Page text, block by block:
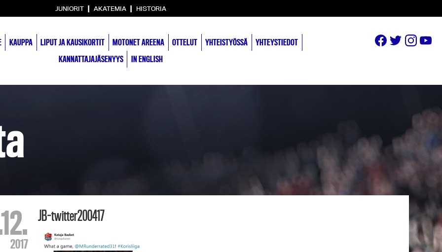
JUNIORIT | AKATEMIA | HISTORIA
KAUPPA LIPUT JA KAUSIKORTIT MOTONET AREENA OTTELUT YHTEISTYÖSSÄ
YHTEYSTIEDOT
KANNATTAJAJÄSENYYS
IN ENGLISH
2017
JB-twitter200417